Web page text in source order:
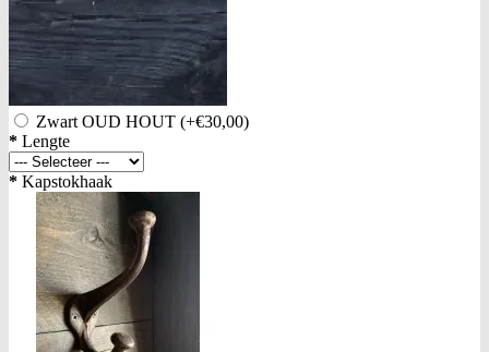
Zwart OUD HOUT (+€30,00)
* Lengte
* Kapstokhaak